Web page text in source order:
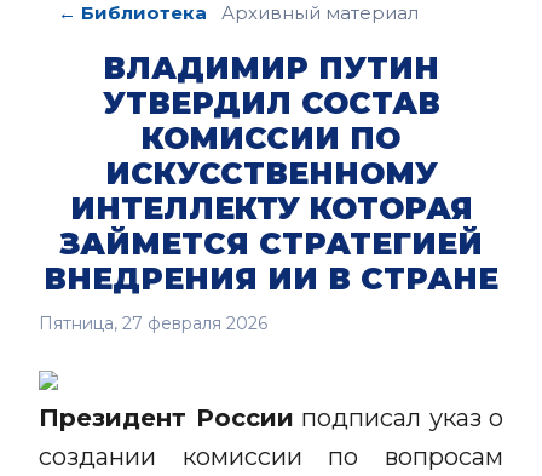
← Библиотека Архивный материал
ВЛАДИМИР ПУТИН
УТВЕРДИЛ СОСТАВ
КОМИССИИ ПО
ИСКУССТВЕННОМУ
ИНТЕЛЛЕКТУ КОТОРАЯ
ЗАЙМЕТСЯ СТРАТЕГИЕЙ
ВНЕДРЕНИЯ ИИ В СТРАНЕ
Пятница, 27 февраля 2026
Президент России подписал указ о
создании комиссии по вопросам